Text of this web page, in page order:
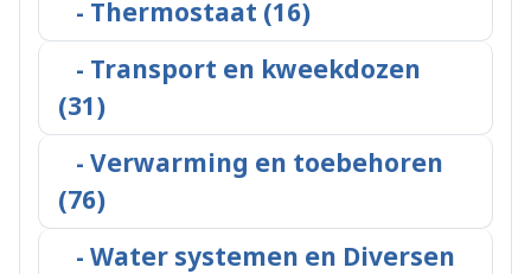
- Thermostaat (16)
- Transport en kweekdozen
(31)
- Verwarming en toebehoren
(76)
- Water systemen en Diversen